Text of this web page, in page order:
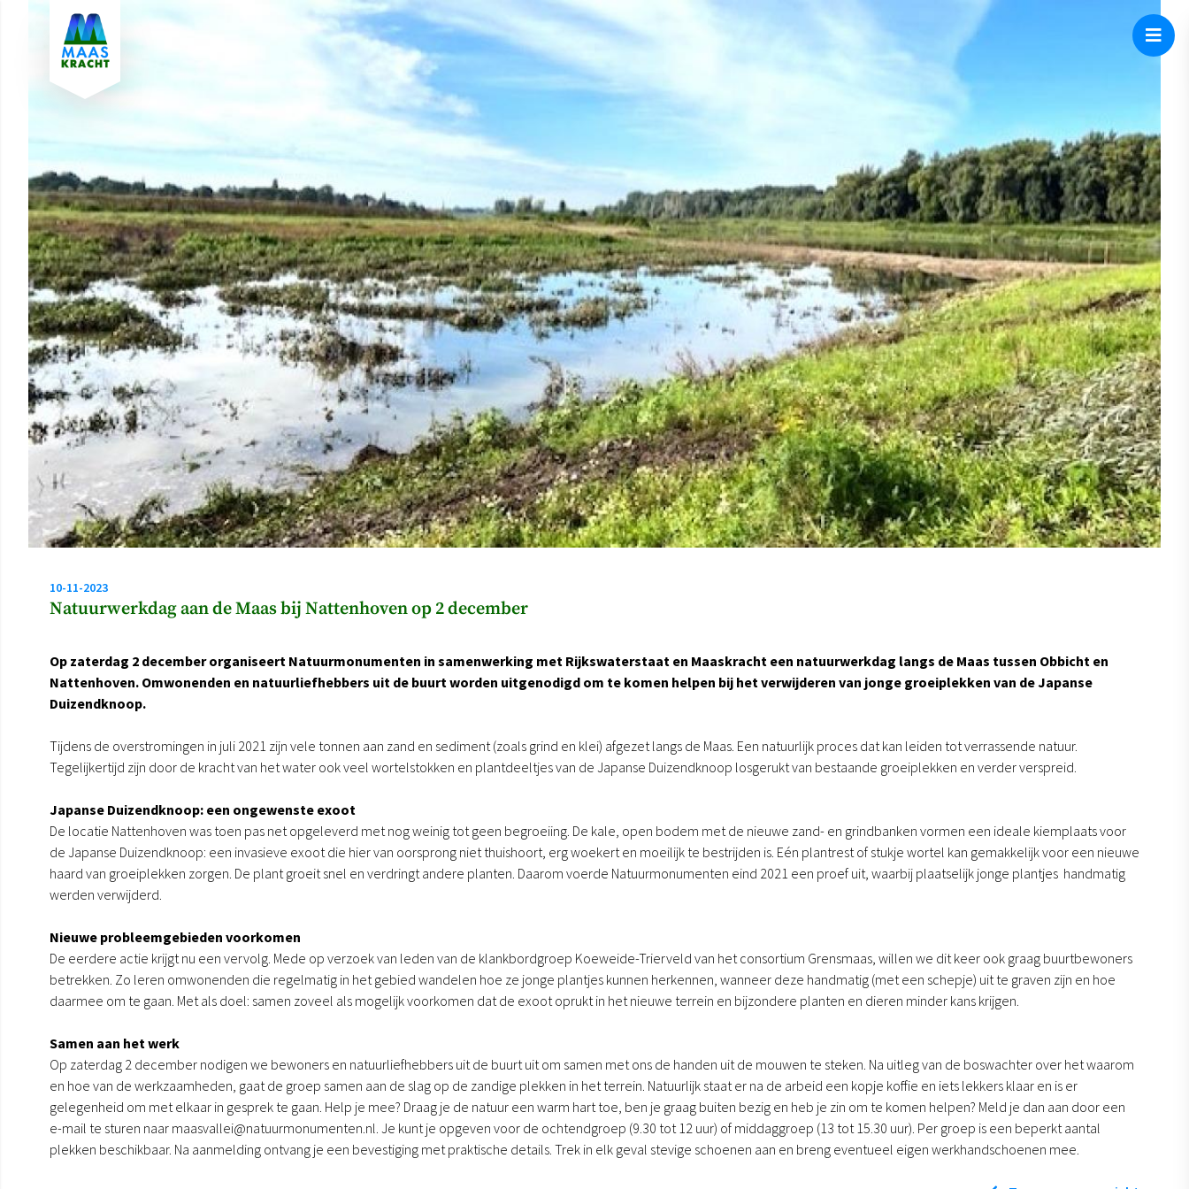
10-11-2023
Natuurwerkdag aan de Maas bij Nattenhoven op 2 december
Op zaterdag 2 december organiseert Natuurmonumenten in samenwerking met Rijkswaterstaat en Maaskracht een natuurwerkdag langs de Maas tussen Obbicht en
Nattenhoven. Omwonenden en natuurliefhebbers uit de buurt worden uitgenodigd om te komen helpen bij het verwijderen van jonge groeiplekken van de Japanse
Duizendknoop.
Tijdens de overstromingen in juli 2021 zijn vele tonnen aan zand en sediment (zoals grind en klei) afgezet langs de Maas. Een natuurlijk proces dat kan leiden tot verrassende natuur.
Tegelijkertijd zijn door de kracht van het water ook veel wortelstokken en plantdeeltjes van de Japanse Duizendknoop losgerukt van bestaande groeiplekken en verder verspreid.
Japanse Duizendknoop: een ongewenste exoot
De locatie Nattenhoven was toen pas net opgeleverd met nog weinig tot geen begroeiing. De kale, open bodem met de nieuwe zand- en grindbanken vormen een ideale kiemplaats voor
de Japanse Duizendknoop: een invasieve exoot die hier van oorsprong niet thuishoort, erg woekert en moeilijk te bestrijden is. Eén plantrest of stukje wortel kan gemakkelijk voor een nieuwe
haard van groeiplekken zorgen. De plant groeit snel en verdringt andere planten. Daarom voerde Natuurmonumenten eind 2021 een proef uit, waarbij plaatselijk jonge plantjes handmatig
werden verwijderd.
Nieuwe probleemgebieden voorkomen
De eerdere actie krijgt nu een vervolg. Mede op verzoek van leden van de klankbordgroep Koeweide-Trierveld van het consortium Grensmaas, willen we dit keer ook graag buurtbewoners
betrekken. Zo leren omwonenden die regelmatig in het gebied wandelen hoe ze jonge plantjes kunnen herkennen, wanneer deze handmatig (met een schepje) uit te graven zijn en hoe
daarmee om te gaan. Met als doel: samen zoveel als mogelijk voorkomen dat de exoot oprukt in het nieuwe terrein en bijzondere planten en dieren minder kans krijgen.
Samen aan het werk
Op zaterdag 2 december nodigen we bewoners en natuurliefhebbers uit de buurt uit om samen met ons de handen uit de mouwen te steken. Na uitleg van de boswachter over het waarom
en hoe van de werkzaamheden, gaat de groep samen aan de slag op de zandige plekken in het terrein. Natuurlijk staat er na de arbeid een kopje koffie en iets lekkers klaar en is er
gelegenheid om met elkaar in gesprek te gaan. Help je mee? Draag je de natuur een warm hart toe, ben je graag buiten bezig en heb je zin om te komen helpen? Meld je dan aan door een
e-mail te sturen naar maasvallei@natuurmonumenten.nl. Je kunt je opgeven voor de ochtendgroep (9.30 tot 12 uur) of middaggroep (13 tot 15.30 uur). Per groep is een beperkt aantal
plekken beschikbaar. Na aanmelding ontvang je een bevestiging met praktische details. Trek in elk geval stevige schoenen aan en breng eventueel eigen werkhandschoenen mee.